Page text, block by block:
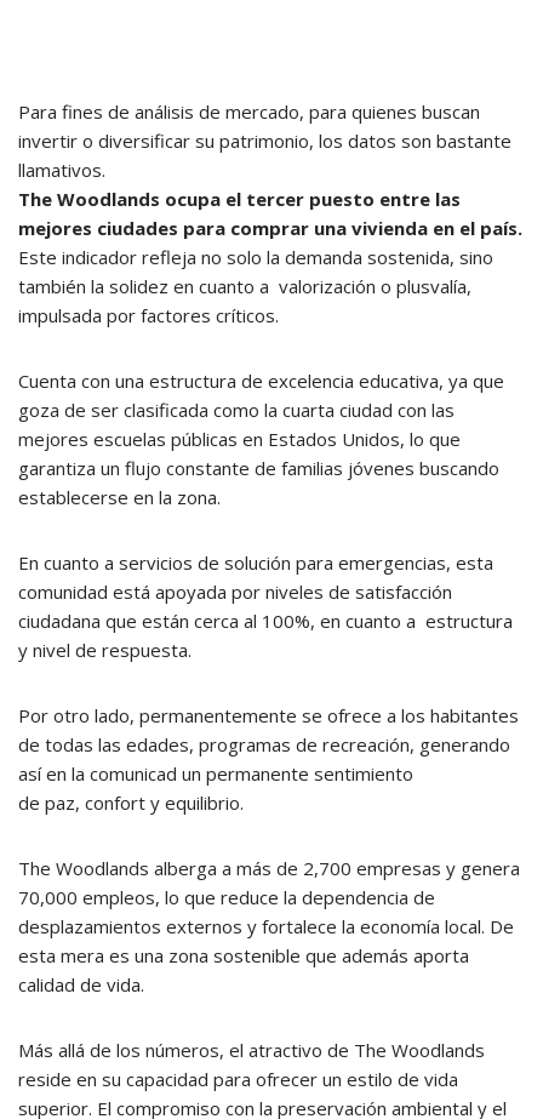
Para fines de análisis de mercado, para quienes buscan
invertir o diversificar su patrimonio, los datos son bastante
llamativos.
The Woodlands ocupa el tercer puesto entre las
mejores ciudades para comprar una vivienda en el país.
Este indicador refleja no solo la demanda sostenida, sino
también la solidez en cuanto a valorización o plusvalía,
impulsada por factores críticos.
Cuenta con una estructura de excelencia educativa, ya que
goza de ser clasificada como la cuarta ciudad con las
mejores escuelas públicas en Estados Unidos, lo que
garantiza un flujo constante de familias jóvenes buscando
establecerse en la zona.
En cuanto a servicios de solución para emergencias, esta
comunidad está apoyada por niveles de satisfacción
ciudadana que están cerca al 100%, en cuanto a estructura
y nivel de respuesta.
Por otro lado, permanentemente se ofrece a los habitantes
de todas las edades, programas de recreación, generando
así en la comunicad un permanente sentimiento
de paz, confort y equilibrio.
The Woodlands alberga a más de 2,700 empresas y genera
70,000 empleos, lo que reduce la dependencia de
desplazamientos externos y fortalece la economía local. De
esta mera es una zona sostenible que además aporta
calidad de vida.
Más allá de los números, el atractivo de The Woodlands
reside en su capacidad para ofrecer un estilo de vida
superior. El compromiso con la preservación ambiental y el